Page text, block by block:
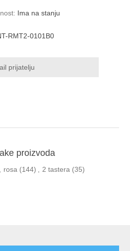
Ima na stanju
RMT2-0101B0
proizvoda
rosa (144) 2 tastera (35)